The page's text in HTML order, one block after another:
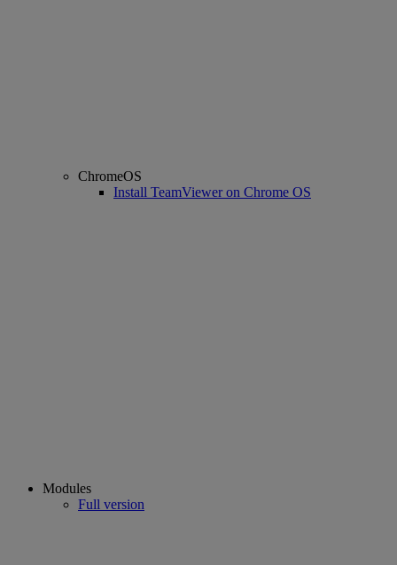
ChromeOS
Install TeamViewer on Chrome OS
Modules
Full version